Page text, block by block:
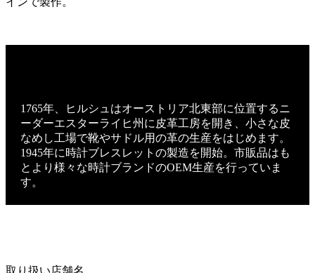
1765年、ヒルシュはオーストリア北東部に位置するニ
ーダーエスターライヒ州に皮革工房を開き、小さな皮
なめし工場で靴やサドル用の革の生産をはじめます。
1945年に時計ブレスレットの製造を開始。市販品はも
とより様々な時計ブランドのOEM生産を行っていま
す。
取り扱い店舗名